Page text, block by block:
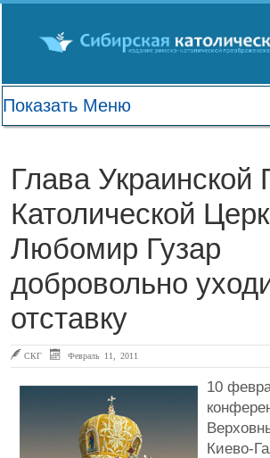
Глава Украинской
Католической
Любомир Гузар
добровольно
отставку
СКГ Февраль 11, 2011
10
Киево-